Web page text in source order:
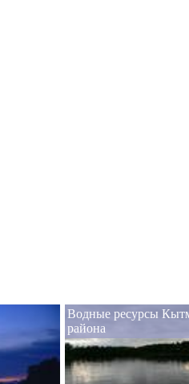
Водные ресурсы
района